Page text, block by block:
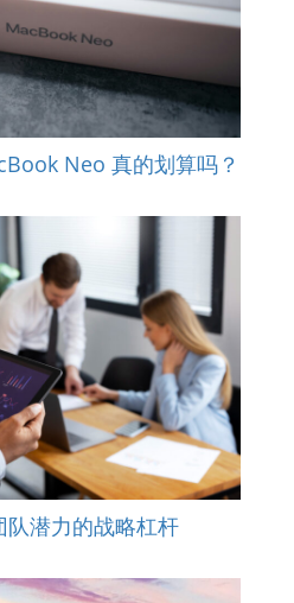
Neo 真的划算吗？
队潜力的战略杠杆